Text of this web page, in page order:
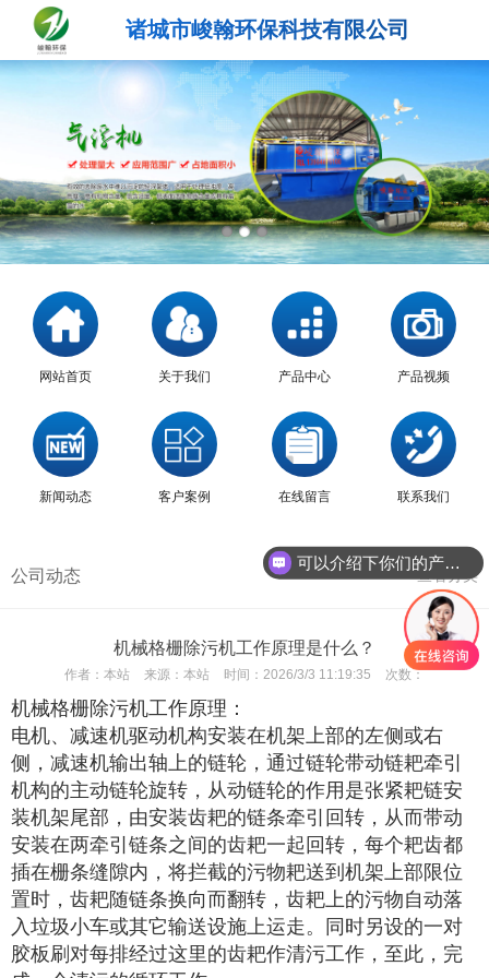
诸城市峻翰环保科技有限公司
网站首页 关于我们 产品中心 产品视频
新闻动态 客户案例 在线留言 联系我们
公司动态 查看分类
机械格栅除污机工作原理是什么？
作者： 本站 来源： 本站 时间： 2026/3/3 11:19:35 次数：
机械格栅除污机工作原理：
电机、减速机驱动机构安装在机架上部的左侧或右
侧，减速机输出轴上的链轮，通过链轮带动链耙牵引
机构的主动链轮旋转，从动链轮的作用是张紧耙链安
装机架尾部，由安装齿耙的链条牵引回转，从而带动
安装在两牵引链条之间的齿耙一起回转，每个耙齿都
插在栅条缝隙内，将拦截的污物耙送到机架上部限位
置时，齿耙随链条换向而翻转，齿耙上的污物自动落
入垃圾小车或其它输送设施上运走。同时另设的一对
胶板刷对每排经过这里的齿耙作清污工作，至此，完
可以介绍下你们的产品么